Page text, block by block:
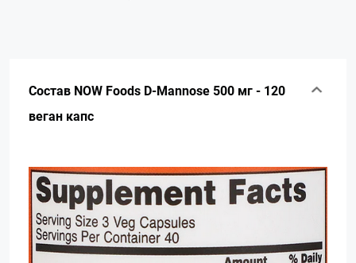
Состав NOW Foods D-Mannose 500 мг - 120
веган капс